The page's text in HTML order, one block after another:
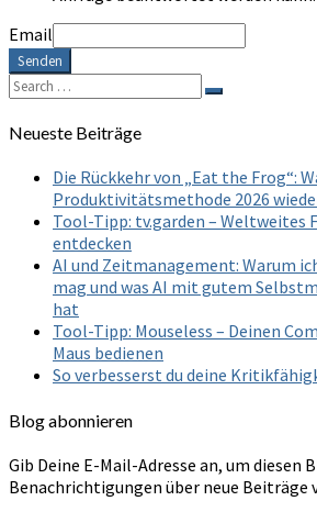
Email
Senden
Search
for:
Search
Neueste Beiträge
Die Rückkehr von „Eat the Frog“:
Produktivitätsmethode 2026
Tool-Tipp: tv.garden – Weltweites
entdecken
AI und Zeitmanagement: Warum
mag und was AI mit gutem
hat
Tool-Tipp: Mouseless – Deinen
Maus bedienen
So verbesserst du deine
Blog abonnieren
Gib Deine E-Mail-Adresse an, um diesen
Benachrichtigungen über neue Beiträge